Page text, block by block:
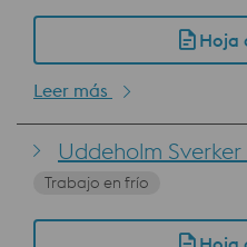
Hoja
Leer más
Uddeholm Sverker
Trabajo en frío